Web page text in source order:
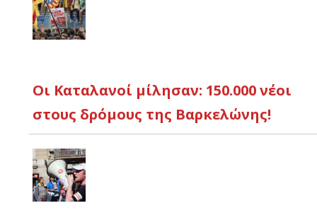
Οι Καταλανοί μίλησαν: 150.000 νέοι
στους δρόμους της Βαρκελώνης!